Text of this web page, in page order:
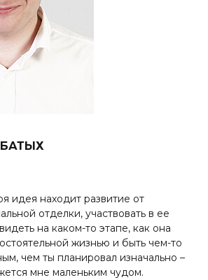
идея находит развитие от
отделки, участвовать в ее
на каком-то этапе, как она
жизнью и быть чем-то
чем ты планировал изначально –
мне маленьким чудом.